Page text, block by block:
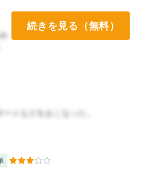
トなどをおこなった。
3
続きを見る（無料）